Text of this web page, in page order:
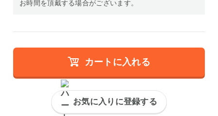
お時間を頂戴する場合がございます。
カートに入れる
お気に入りに登録する